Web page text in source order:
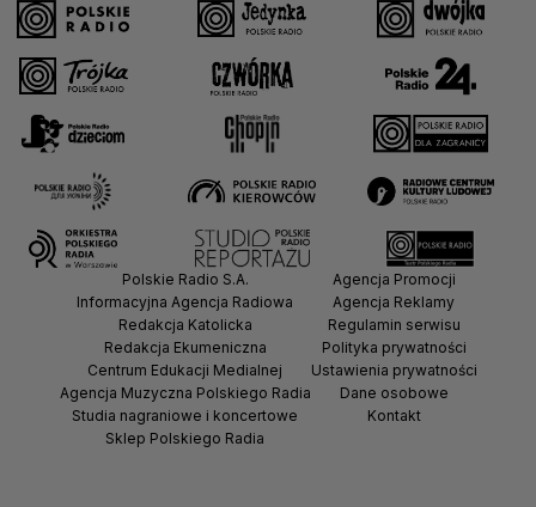
Polskie Radio S.A.
Informacyjna Agencja Radiowa
Redakcja Katolicka
Redakcja Ekumeniczna
Centrum Edukacji Medialnej
Agencja Muzyczna Polskiego Radia
Studia nagraniowe i koncertowe
Sklep Polskiego Radia
Agencja Promocji
Agencja Reklamy
Regulamin serwisu
Polityka prywatności
Ustawienia prywatności
Dane osobowe
Kontakt